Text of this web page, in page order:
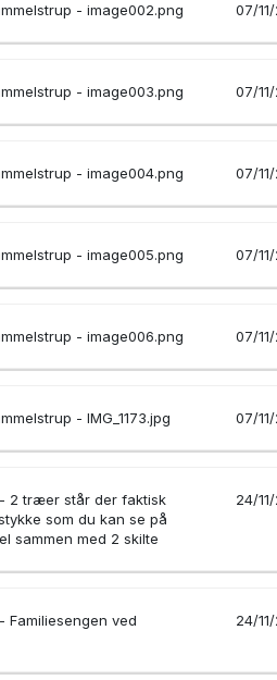
- image002.png 07/
- image003.png 07/
- image004.png 07/
- image005.png 07/
- image006.png 07/
- IMG_1173.jpg 07/
2 træer står der faktisk
som du kan se på
sammen med 2 skilte
24/
Familiesengen ved
24/